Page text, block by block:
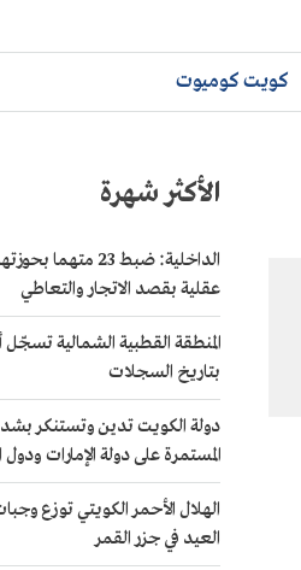
كويت كوميوت
الأكثر شهرة
الداخلية: ضبط 23
عقلية بقصد الاتجار والتعاطي
المنطقة القطبية الشمالية
بتاريخ السجلات
دولة الكويت تدين وتستنكر
المستمرة على دولة الإمارات ودول
الهلال الأحمر الكويتي توزع
العيد في جزر القمر